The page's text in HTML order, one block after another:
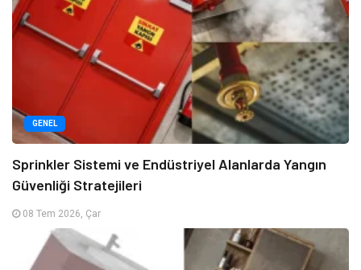
GENEL
Sprinkler Sistemi ve Endüstriyel Alanlarda Yangın
Güvenliği Stratejileri
08 Tem 2026, Çar